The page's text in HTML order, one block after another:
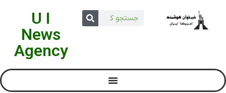
U I
News
Agency